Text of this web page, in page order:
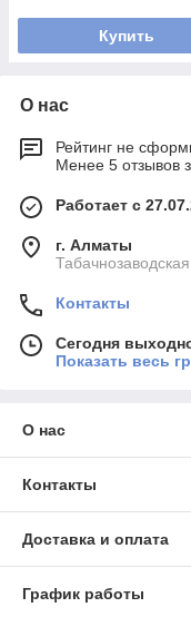
Купить
О нас
Рейтинг не
Менее 5 отзывов
Работает с
г. Алматы
Контакты
Сегодня
Показать весь
О нас
Контакты
Доставка и оплата
График работы